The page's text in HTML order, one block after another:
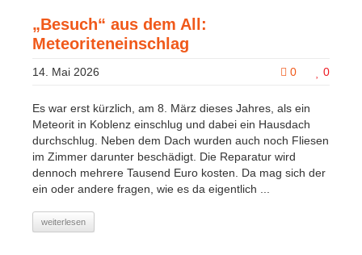
„Besuch“ aus dem All:
Meteoriteneinschlag
0 0
14. Mai 2026
Es war erst kürzlich, am 8. März dieses Jahres, als ein
Meteorit in Koblenz einschlug und dabei ein Hausdach
durchschlug. Neben dem Dach wurden auch noch Fliesen
im Zimmer darunter beschädigt. Die Reparatur wird
dennoch mehrere Tausend Euro kosten. Da mag sich der
ein oder andere fragen, wie es da eigentlich ...
weiterlesen